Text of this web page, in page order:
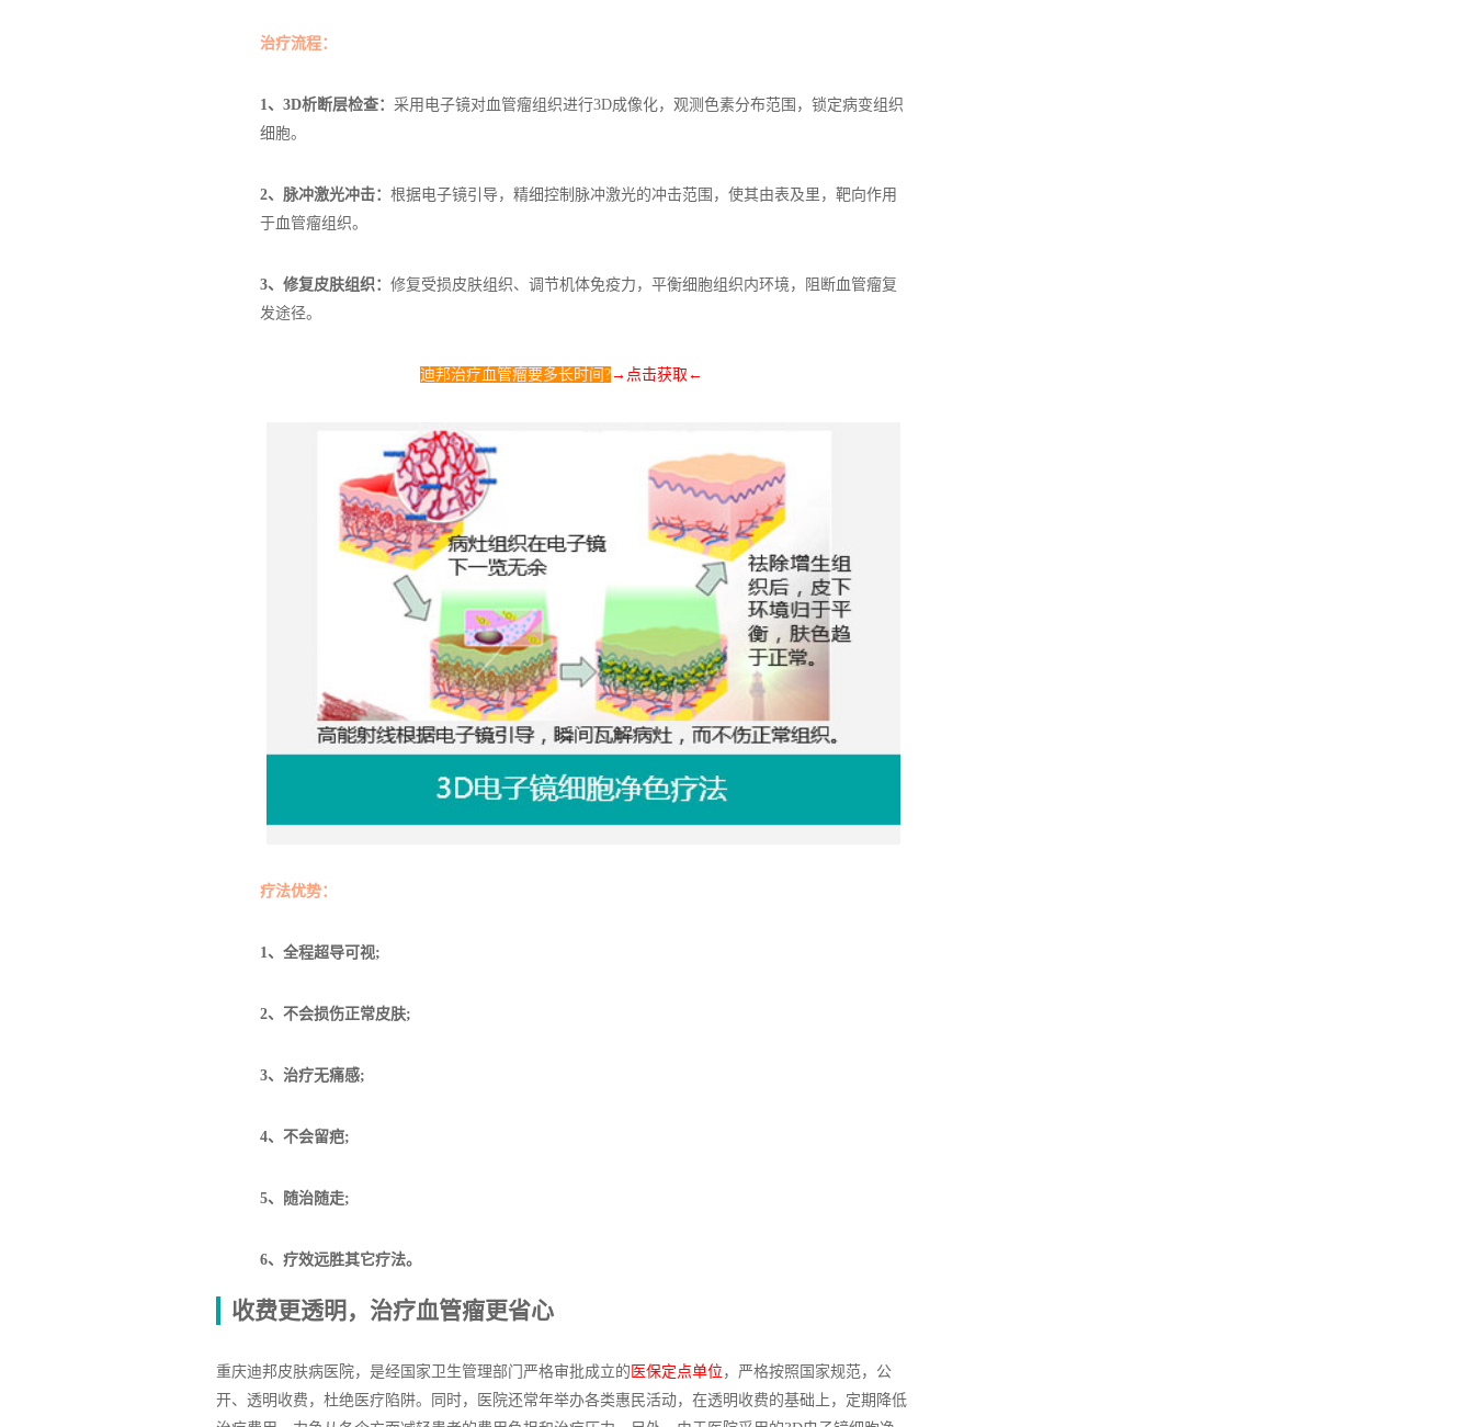
治疗流程：
1、3D析断层检查： 采用电子镜对血管瘤组织进行3D成像化，观测色素分布范围，锁定病变组织
细胞。
2、脉冲激光冲击： 根据电子镜引导，精细控制脉冲激光的冲击范围，使其由表及里，靶向作用
于血管瘤组织。
3、修复皮肤组织： 修复受损皮肤组织、调节机体免疫力，平衡细胞组织内环境，阻断血管瘤复
发途径。
迪邦治疗血管瘤要多长时间?→点击获取 ←
疗法优势：
1、全程超导可视;
2、不会损伤正常皮肤;
3、治疗无痛感;
4、不会留疤;
5、随治随走;
6、疗效远胜其它疗法。
收费更透明，治疗血管瘤更省心
重庆迪邦皮肤病医院，是经国家卫生管理部门严格审批成立的 医保定点单位 ，严格按照国家规范，公
开、透明收费，杜绝医疗陷阱。同时，医院还常年举办各类惠民活动，在透明收费的基础上，定期降低